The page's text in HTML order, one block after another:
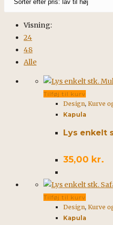
Visning:
24
48
Alle
Tilføj til kurv
Design, Kurve
Kapula
Lys enkelt
35,00 kr.
Tilføj til kurv
Design, Kurve
Kapula